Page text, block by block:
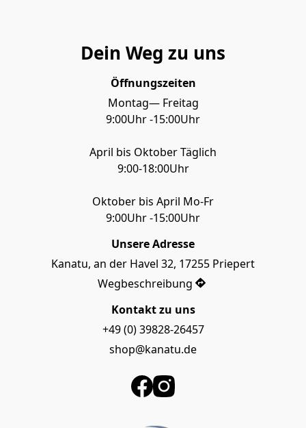
Dein Weg zu uns
Unsere Adresse
Kanatu, an der Havel 32, 17255 Priepert
Wegbeschreibung
Öffnungszeiten
Montag— Freitag
9:00Uhr -15:00Uhr
April bis Oktober Täglich
9:00-18:00Uhr
Oktober bis April Mo-Fr
9:00Uhr -15:00Uhr
Kontakt zu uns
+49 (0) 39828-26457
shop@kanatu.de